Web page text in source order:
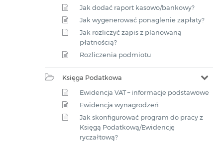
Jak dodać raport kasowo/bankowy?
Jak wygenerować ponaglenie zapłaty?
Jak rozliczyć zapis z planowaną
płatnością?
Rozliczenia podmiotu
Księga Podatkowa
Ewidencja VAT – informacje podstawowe
Ewidencja wynagrodzeń
Jak skonfigurować program do pracy z
Księgą Podatkową/Ewidencję
ryczałtową?